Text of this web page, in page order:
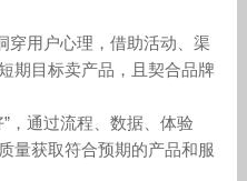
穿用户心理，借助活动、渠
期目标卖产品，且契合品牌
，通过流程、数据、体验
量获取符合预期的产品和服